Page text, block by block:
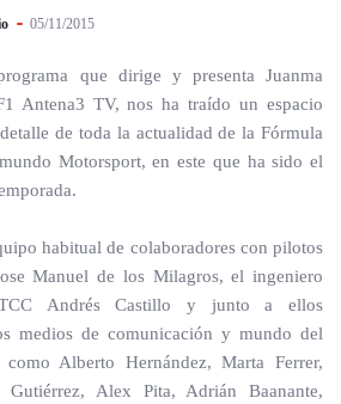
05/11/2015
que dirige y presenta Juanma
Antena3 TV, nos ha traído un espacio
de toda la actualidad de la Fórmula
Motorsport, en este que ha sido el
habitual de colaboradores con pilotos
Manuel de los Milagros, el ingeniero
Andrés Castillo y junto a ellos
medios de comunicación y mundo del
Alberto Hernández, Marta Ferrer,
Alex Pita, Adrián Baanante,